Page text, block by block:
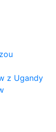
z Ugandy